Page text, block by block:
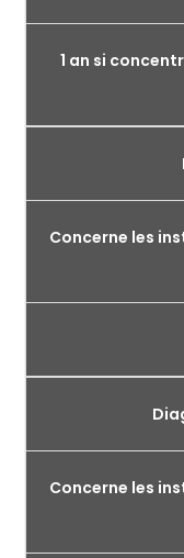
1 an si
Concerne les
Concerne les